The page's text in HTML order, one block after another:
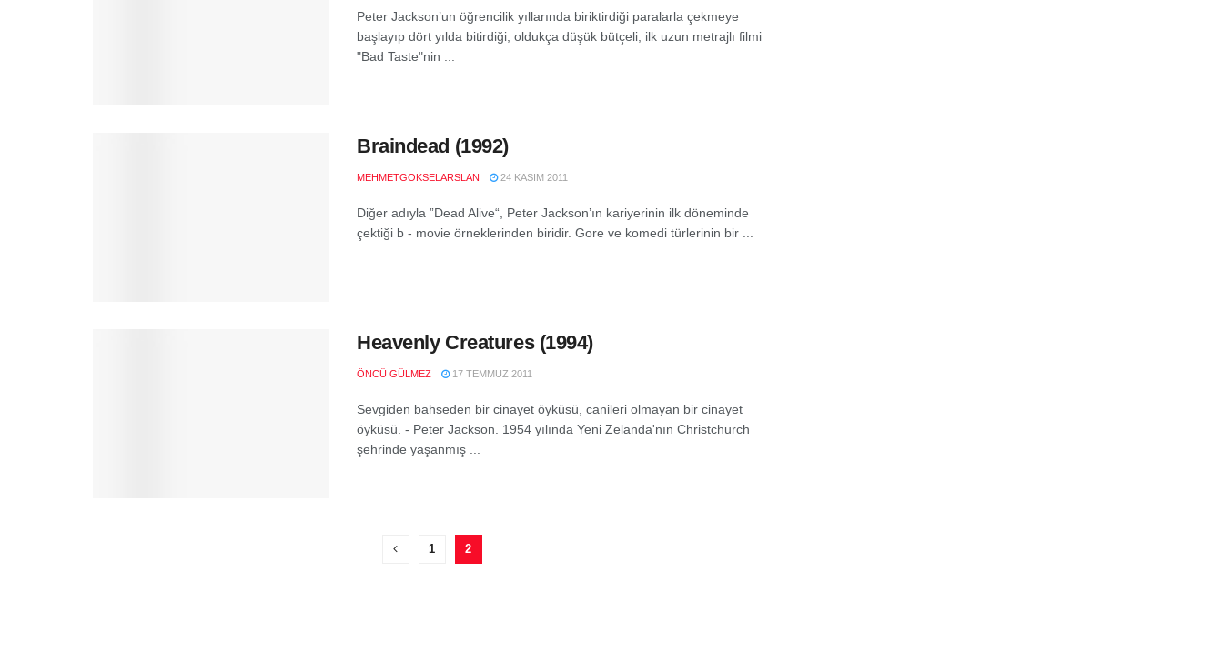
Peter Jackson’un öğrencilik yıllarında biriktirdiği paralarla çekmeye
başlayıp dört yılda bitirdiği, oldukça düşük bütçeli, ilk uzun metrajlı filmi
"Bad Taste"nin ...
Braindead (1992)
MEHMETGOKSELARSLAN 24 KASIM 2011
Diğer adıyla ”Dead Alive“, Peter Jackson’ın kariyerinin ilk döneminde
çektiği b - movie örneklerinden biridir. Gore ve komedi türlerinin bir ...
Heavenly Creatures (1994)
ÖNCÜ GÜLMEZ 17 TEMMUZ 2011
Sevgiden bahseden bir cinayet öyküsü, canileri olmayan bir cinayet
öyküsü. - Peter Jackson. 1954 yılında Yeni Zelanda'nın Christchurch
şehrinde yaşanmış ...
1 2